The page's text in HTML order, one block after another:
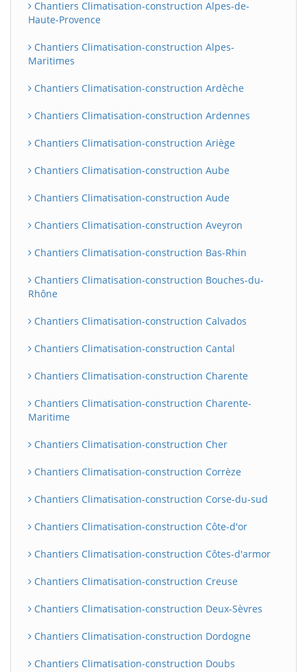
Chantiers Climatisation-construction Alpes-de-
Haute-Provence
Chantiers Climatisation-construction Alpes-
Maritimes
Chantiers Climatisation-construction Ardèche
Chantiers Climatisation-construction Ardennes
Chantiers Climatisation-construction Ariège
Chantiers Climatisation-construction Aube
Chantiers Climatisation-construction Aude
Chantiers Climatisation-construction Aveyron
Chantiers Climatisation-construction Bas-Rhin
Chantiers Climatisation-construction Bouches-du-
Rhône
Chantiers Climatisation-construction Calvados
Chantiers Climatisation-construction Cantal
Chantiers Climatisation-construction Charente
Chantiers Climatisation-construction Charente-
Maritime
Chantiers Climatisation-construction Cher
Chantiers Climatisation-construction Corrèze
Chantiers Climatisation-construction Corse-du-sud
Chantiers Climatisation-construction Côte-d'or
Chantiers Climatisation-construction Côtes-d'armor
Chantiers Climatisation-construction Creuse
Chantiers Climatisation-construction Deux-Sèvres
Chantiers Climatisation-construction Dordogne
Chantiers Climatisation-construction Doubs